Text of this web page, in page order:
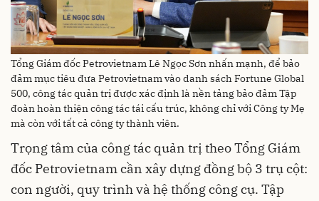
Tổng Giám đốc Petrovietnam Lê Ngọc Sơn nhấn mạnh, để bảo
đảm mục tiêu đưa Petrovietnam vào danh sách Fortune Global
500, công tác quản trị được xác định là nền tảng bảo đảm Tập
đoàn hoàn thiện công tác tái cấu trúc, không chỉ với Công ty Mẹ
mà còn với tất cả công ty thành viên.
Trọng tâm của công tác quản trị theo Tổng Giám
đốc Petrovietnam cần xây dựng đồng bộ 3 trụ cột:
con người, quy trình và hệ thống công cụ. Tập